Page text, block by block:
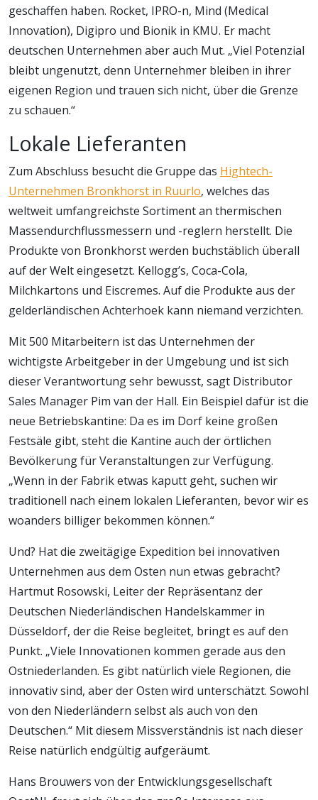
geschaffen haben. Rocket, IPRO-n, Mind (Medical
Innovation), Digipro und Bionik in KMU. Er macht
deutschen Unternehmen aber auch Mut. „Viel Potenzial
bleibt ungenutzt, denn Unternehmer bleiben in ihrer
eigenen Region und trauen sich nicht, über die Grenze
zu schauen.“
Lokale Lieferanten
Zum Abschluss besucht die Gruppe das Hightech-
Unternehmen Bronkhorst in Ruurlo, welches das
weltweit umfangreichste Sortiment an thermischen
Massendurchflussmessern und -reglern herstellt. Die
Produkte von Bronkhorst werden buchstäblich überall
auf der Welt eingesetzt. Kellogg’s, Coca-Cola,
Milchkartons und Eiscremes. Auf die Produkte aus der
gelderländischen Achterhoek kann niemand verzichten.
Mit 500 Mitarbeitern ist das Unternehmen der
wichtigste Arbeitgeber in der Umgebung und ist sich
dieser Verantwortung sehr bewusst, sagt Distributor
Sales Manager Pim van der Hall. Ein Beispiel dafür ist die
neue Betriebskantine: Da es im Dorf keine großen
Festsäle gibt, steht die Kantine auch der örtlichen
Bevölkerung für Veranstaltungen zur Verfügung.
„Wenn in der Fabrik etwas kaputt geht, suchen wir
traditionell nach einem lokalen Lieferanten, bevor wir es
woanders billiger bekommen können.“
Und? Hat die zweitägige Expedition bei innovativen
Unternehmen aus dem Osten nun etwas gebracht?
Hartmut Rosowski, Leiter der Repräsentanz der
Deutschen Niederländischen Handelskammer in
Düsseldorf, der die Reise begleitet, bringt es auf den
Punkt. „Viele Innovationen kommen gerade aus den
Ostniederlanden. Es gibt natürlich viele Regionen, die
innovativ sind, aber der Osten wird unterschätzt. Sowohl
von den Niederländern selbst als auch von den
Deutschen.“ Mit diesem Missverständnis ist nach dieser
Reise natürlich endgültig aufgeräumt.
Hans Brouwers von der Entwicklungsgesellschaft